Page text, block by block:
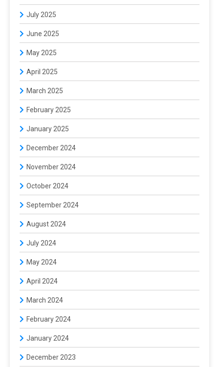
July 2025
June 2025
May 2025
April 2025
March 2025
February 2025
January 2025
December 2024
November 2024
October 2024
September 2024
August 2024
July 2024
May 2024
April 2024
March 2024
February 2024
January 2024
December 2023